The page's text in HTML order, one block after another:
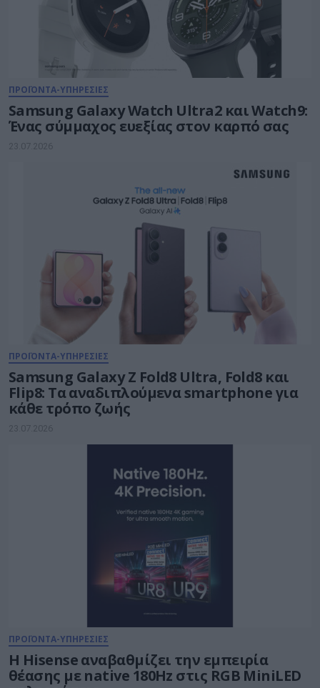
ΠΡΟΪΟΝΤΑ-ΥΠΗΡΕΣΙΕΣ
Samsung Galaxy Watch Ultra2 και Watch9:
Ένας σύμμαχος ευεξίας στον καρπό σας
23.07.2026
ΠΡΟΪΟΝΤΑ-ΥΠΗΡΕΣΙΕΣ
Samsung Galaxy Z Fold8 Ultra, Fold8 και
Flip8: Τα αναδιπλούμενα smartphone για
κάθε τρόπο ζωής
23.07.2026
ΠΡΟΪΟΝΤΑ-ΥΠΗΡΕΣΙΕΣ
Η Hisense αναβαθμίζει την εμπειρία
θέασης με native 180Hz στις RGB MiniLED